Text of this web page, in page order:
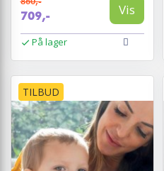
709,- Vis
På lager
TILBUD